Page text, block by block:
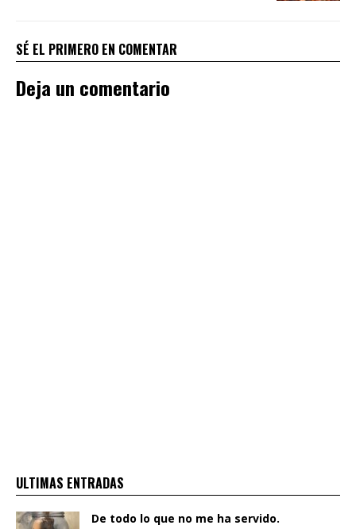
SÉ EL PRIMERO EN COMENTAR
Deja un comentario
ULTIMAS ENTRADAS
De todo lo que no me ha servido.